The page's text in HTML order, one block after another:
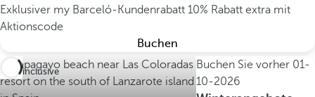
Exklusiver my Barceló-Kundenrabatt 10% Rabatt extra mit
Aktionscode
Buchen
All inclusive
Buchen Sie vorher 01-
10-2026